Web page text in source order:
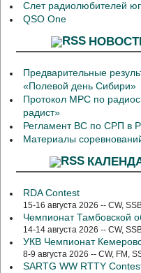
Слет радиолюбителей
QSO One
Предварительные
«Полевой день Сибири»
Протокол МРС по
радист»
Регламент ВС по СРП в
Материалы
RDA Contest
15-16 августа 2026 -- CW,
Чемпионат Тамбовской
14-14 августа 2026 -- CW,
УКВ Чемпионат
8-9 августа 2026 -- CW, FM,
SARTG WW RTTY